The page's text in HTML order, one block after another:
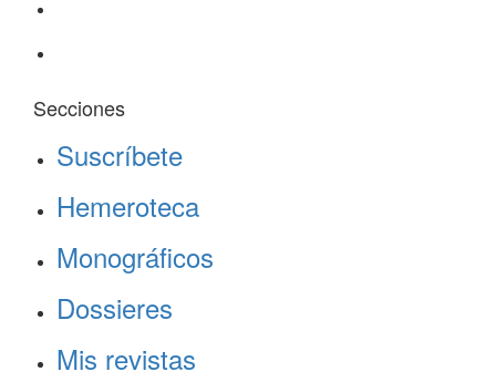
Secciones
Suscríbete
Hemeroteca
Monográficos
Dossieres
Mis revistas